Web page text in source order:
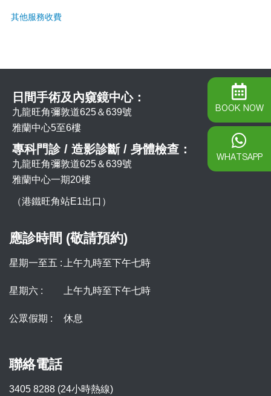
其他服務收費
日間手術及內窺鏡中心：
九龍旺角彌敦道625＆639號
雅蘭中心5至6樓
專科門診 / 造影診斷 / 身體檢查：
九龍旺角彌敦道625＆639號
雅蘭中心一期20樓
（港鐵旺角站E1出口）
應診時間 (敬請預約)
星期一至五 : 上午九時至下午七時
星期六 : 上午九時至下午七時
公眾假期 : 休息
聯絡電話
3405 8288 (24小時熱線)
BOOK NOW
WHATSAPP